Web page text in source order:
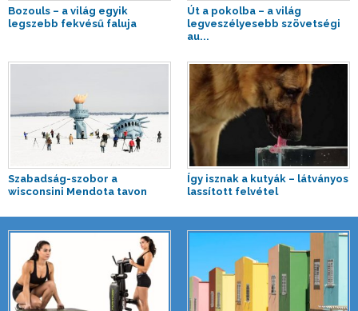
Bozouls – a világ egyik
legszebb fekvésű faluja
Út a pokolba – a világ
legveszélyesebb szövetségi
au...
Szabadság-szobor a
wisconsini Mendota tavon
Így isznak a kutyák – látványos
lassított felvétel